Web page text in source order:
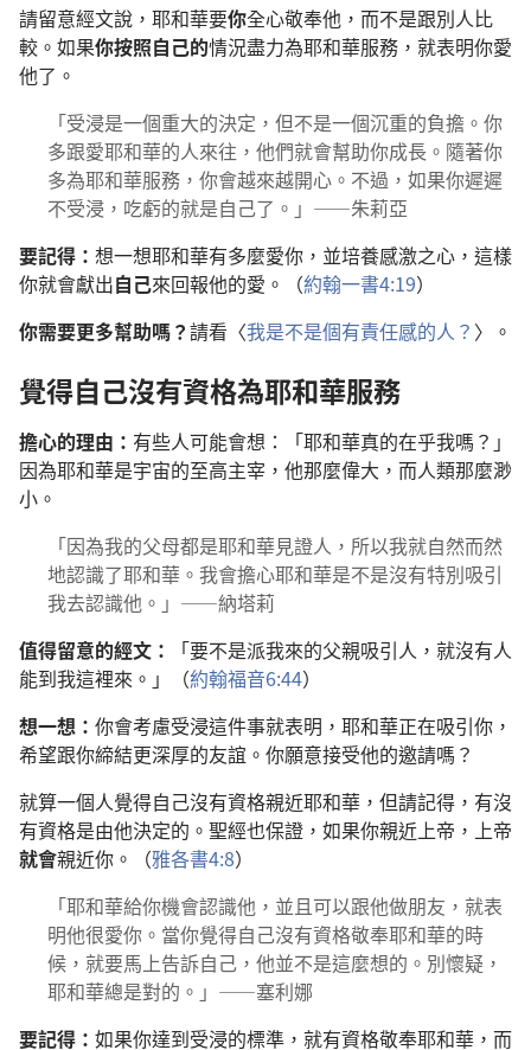
請留意經文說，耶和華要你全心敬奉他，而不是跟別人比
較。如果你按照自己的情況盡力為耶和華服務，就表明你愛
他了。
「受浸是一個重大的決定，但不是一個沉重的負擔。你
多跟愛耶和華的人來往，他們就會幫助你成長。隨著你
多為耶和華服務，你會越來越開心。不過，如果你遲遲
不受浸，吃虧的就是自己了。」——朱莉亞
要記得： 想一想耶和華有多麼愛你，並培養感激之心，這樣
你就會獻出自己來回報他的愛。（約翰一書4:19）
你需要更多幫助嗎？請看〈我是不是個有責任感的人？ 〉。
覺得自己沒有資格為耶和華服務
擔心的理由： 有些人可能會想：「耶和華真的在乎我嗎？」
因為耶和華是宇宙的至高主宰，他那麼偉大，而人類那麼渺
小。
「因為我的父母都是耶和華見證人，所以我就自然而然
地認識了耶和華。我會擔心耶和華是不是沒有特別吸引
我去認識他。」——納塔莉
值得留意的經文：
「要不是派我來的父親吸引人，就沒有人
能到我這裡來。」（約翰福音6:44）
想一想： 你會考慮受浸這件事就表明，耶和華正在吸引你，
希望跟你締結更深厚的友誼。你願意接受他的邀請嗎？
就算一個人覺得自己沒有資格親近耶和華，但請記得，有沒
有資格是由他決定的。聖經也保證，如果你親近上帝，上帝
就會親近你。（雅各書4:8）
「耶和華給你機會認識他，並且可以跟他做朋友，就表
明他很愛你。當你覺得自己沒有資格敬奉耶和華的時
候，就要馬上告訴自己，他並不是這麼想的。別懷疑，
耶和華總是對的。」——塞利娜
要記得： 如果你達到受浸的標準，就有資格敬奉耶和華，而